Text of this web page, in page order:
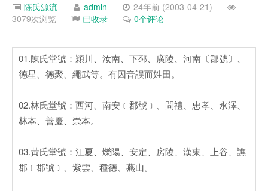
陈氏源流 admin
24年前 (2003-04-21)
3079次浏览
已收录 0个评论
01.陳氏堂號：穎川、汝南、下邳、廣陵、河南〔郡號〕、
德星、德聚、繩武等。有因音誤而姓田。
02.林氏堂號：西河、南安﹝郡號﹞、問禮、忠孝、永澤、
林本、善慶、崇本。
03.黃氏堂號：江夏、爍陽、安定、房陵、漢東、上谷、譙
郡﹝郡號﹞、紫雲、種德、燕山。